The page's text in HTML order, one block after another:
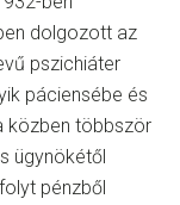
dolgozott az
pszichiáter
páciensébe és
közben többször
ügynökétől
pénzből